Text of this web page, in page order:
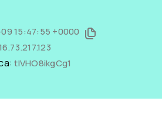
15:47:55 +0000
tlVHO8ikgCg1